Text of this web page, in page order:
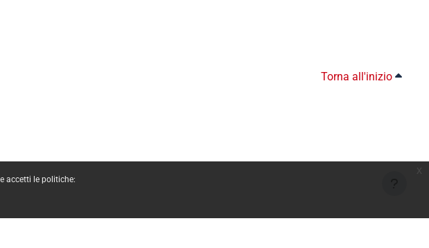
accetti le politiche:
Torna all'inizio